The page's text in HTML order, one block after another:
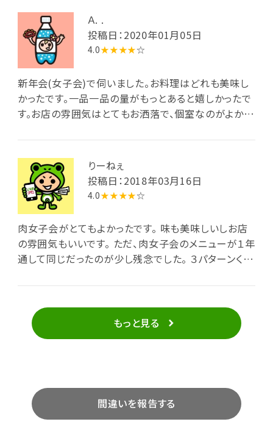
Ａ. .
投稿日：2020年01月05日
4.0★★★★☆
新年会(女子会)で伺いました。お料理はどれも美味し
かったです。一品一品の量がもっとあると嬉しかったで
す。お店の雰囲気はとてもお洒落で、個室なのがよかっ
りーねぇ
投稿日：2018年03月16日
4.0★★★★☆
肉女子会がとてもよかったです。 味も美味しいしお店
の雰囲気もいいです。 ただ、肉女子会のメニューが１年
通して同じだったのが少し残念でした。 ３パターンくら
た。
もっと見る
間違いを報告する